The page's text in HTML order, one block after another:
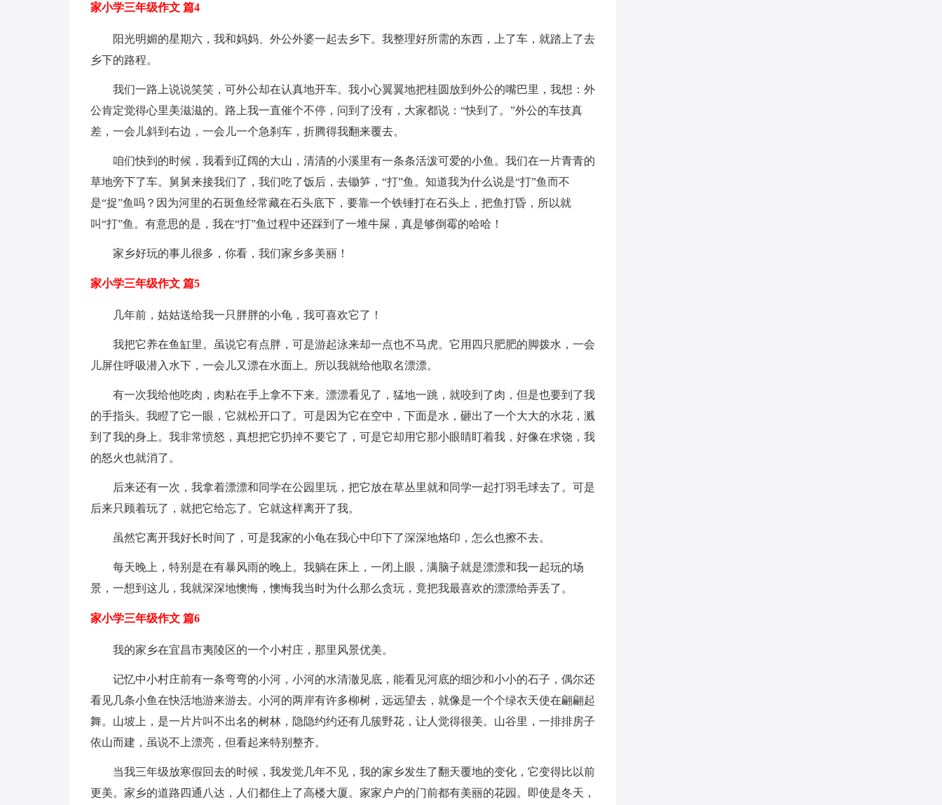
家小学三年级作文 篇4
阳光明媚的星期六，我和妈妈、外公外婆一起去乡下。我整理好所需的东西，上了车，就踏上了去
乡下的路程。
我们一路上说说笑笑，可外公却在认真地开车。我小心翼翼地把桂圆放到外公的嘴巴里，我想：外
公肯定觉得心里美滋滋的。路上我一直催个不停，问到了没有，大家都说：“快到了。”外公的车技真
差，一会儿斜到右边，一会儿一个急刹车，折腾得我翻来覆去。
咱们快到的时候，我看到辽阔的大山，清清的小溪里有一条条活泼可爱的小鱼。我们在一片青青的
草地旁下了车。舅舅来接我们了，我们吃了饭后，去锄笋，“打”鱼。知道我为什么说是“打”鱼而不
是“捉”鱼吗？因为河里的石斑鱼经常藏在石头底下，要靠一个铁锤打在石头上，把鱼打昏，所以就
叫“打”鱼。有意思的是，我在“打”鱼过程中还踩到了一堆牛屎，真是够倒霉的哈哈！
家乡好玩的事儿很多，你看，我们家乡多美丽！
家小学三年级作文 篇5
几年前，姑姑送给我一只胖胖的小龟，我可喜欢它了！
我把它养在鱼缸里。虽说它有点胖，可是游起泳来却一点也不马虎。它用四只肥肥的脚拨水，一会
儿屏住呼吸潜入水下，一会儿又漂在水面上。所以我就给他取名漂漂。
有一次我给他吃肉，肉粘在手上拿不下来。漂漂看见了，猛地一跳，就咬到了肉，但是也要到了我
的手指头。我瞪了它一眼，它就松开口了。可是因为它在空中，下面是水，砸出了一个大大的水花，溅
到了我的身上。我非常愤怒，真想把它扔掉不要它了，可是它却用它那小眼睛盯着我，好像在求饶，我
的怒火也就消了。
后来还有一次，我拿着漂漂和同学在公园里玩，把它放在草丛里就和同学一起打羽毛球去了。可是
后来只顾着玩了，就把它给忘了。它就这样离开了我。
虽然它离开我好长时间了，可是我家的小龟在我心中印下了深深地烙印，怎么也擦不去。
每天晚上，特别是在有暴风雨的晚上。我躺在床上，一闭上眼，满脑子就是漂漂和我一起玩的场
景，一想到这儿，我就深深地懊悔，懊悔我当时为什么那么贪玩，竟把我最喜欢的漂漂给弄丢了。
家小学三年级作文 篇6
我的家乡在宜昌市夷陵区的一个小村庄，那里风景优美。
记忆中小村庄前有一条弯弯的小河，小河的水清澈见底，能看见河底的细沙和小小的石子，偶尔还
看见几条小鱼在快活地游来游去。小河的两岸有许多柳树，远远望去，就像是一个个绿衣天使在翩翩起
舞。山坡上，是一片片叫不出名的树林，隐隐约约还有几簇野花，让人觉得很美。山谷里，一排排房子
依山而建，虽说不上漂亮，但看起来特别整齐。
当我三年级放寒假回去的时候，我发觉几年不见，我的家乡发生了翻天覆地的变化，它变得比以前
更美。家乡的道路四通八达，人们都住上了高楼大厦。家家户户的门前都有美丽的花园。即使是冬天，